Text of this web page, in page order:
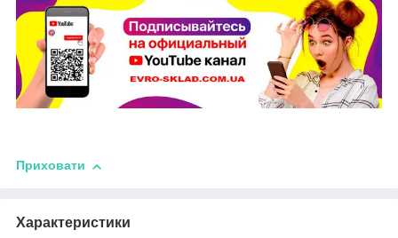
Приховати
Характеристики